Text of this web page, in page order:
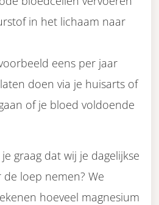
in het lichaam naar
eens per jaar
doen via je huisarts of
of je bloed voldoende
graag dat wij je dagelijkse
loep nemen? We
hoeveel magnesium